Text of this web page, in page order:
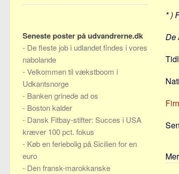
* )
De
Seneste poster på udvandrerne.dk
- De fleste job i udlandet findes i vores
nabolande
-Velkommen til vækstboom i
Udkantsnorge
- Banken grinede ad os
- Boston kalder
- Dansk Fitbay-stifter: Succes i USA
kræver 100 pct. fokus
- Køb en feriebolig på Sicilien for en
euro
- Den fransk-marokkanske